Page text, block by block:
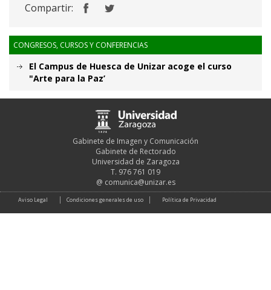
Compartir:
CONGRESOS, CURSOS Y CONFERENCIAS
El Campus de Huesca de Unizar acoge el curso
"Arte para la Paz’
Gabinete de Imagen y Comunicación
Gabinete de Rectorado
Universidad de Zaragoza
T. 976 761 019
@ comunica@unizar.es
Aviso Legal Condiciones generales de uso Política de Privacidad